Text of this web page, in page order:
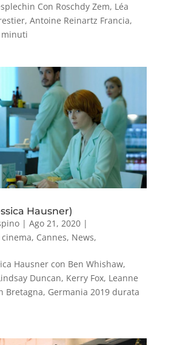
Con Roschdy Zem, Léa
Antoine Reinartz Francia,
minuti
Hausner)
| Ago 21, 2020|
, Cannes, News,
Hausner con Ben Whishaw,
Duncan, Kerry Fox, Leanne
Bretagna, Germania 2019 durata